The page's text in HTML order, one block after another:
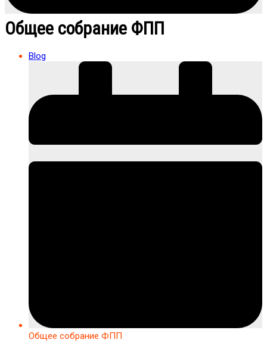
Общее собрание ФПП
Blog
Общее собрание ФПП